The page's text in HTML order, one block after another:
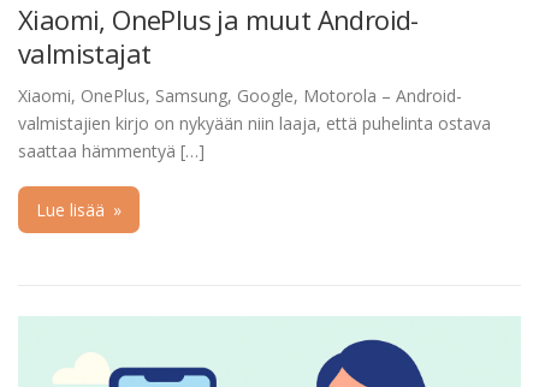
Xiaomi, OnePlus ja muut Android-
valmistajat
Xiaomi, OnePlus, Samsung, Google, Motorola – Android-
valmistajien kirjo on nykyään niin laaja, että puhelinta ostava
saattaa hämmentyä […]
Lue lisää »